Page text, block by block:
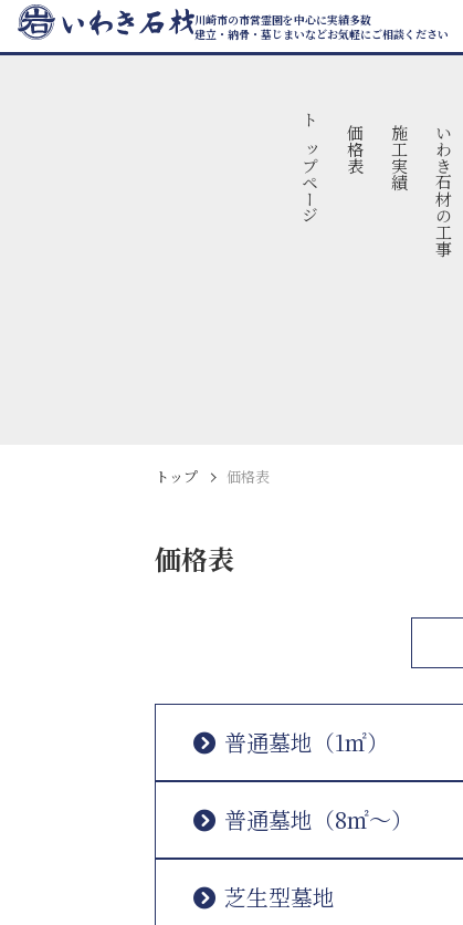
川崎市の市営霊園を中心に実績多数
建立・納骨・墓じまいなどお気軽にご相談ください
トップページ 価格表 施工実績 いわき石材の工事
トップ 価格表
価格表
普通墓地（1㎡）
普通墓地（8㎡〜）
芝生型墓地